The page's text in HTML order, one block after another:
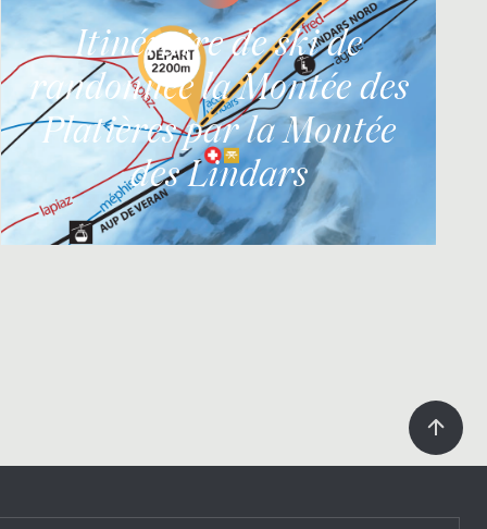
Itinéraire de ski de
randonnée la Montée des
Platières par la Montée
des Lindars